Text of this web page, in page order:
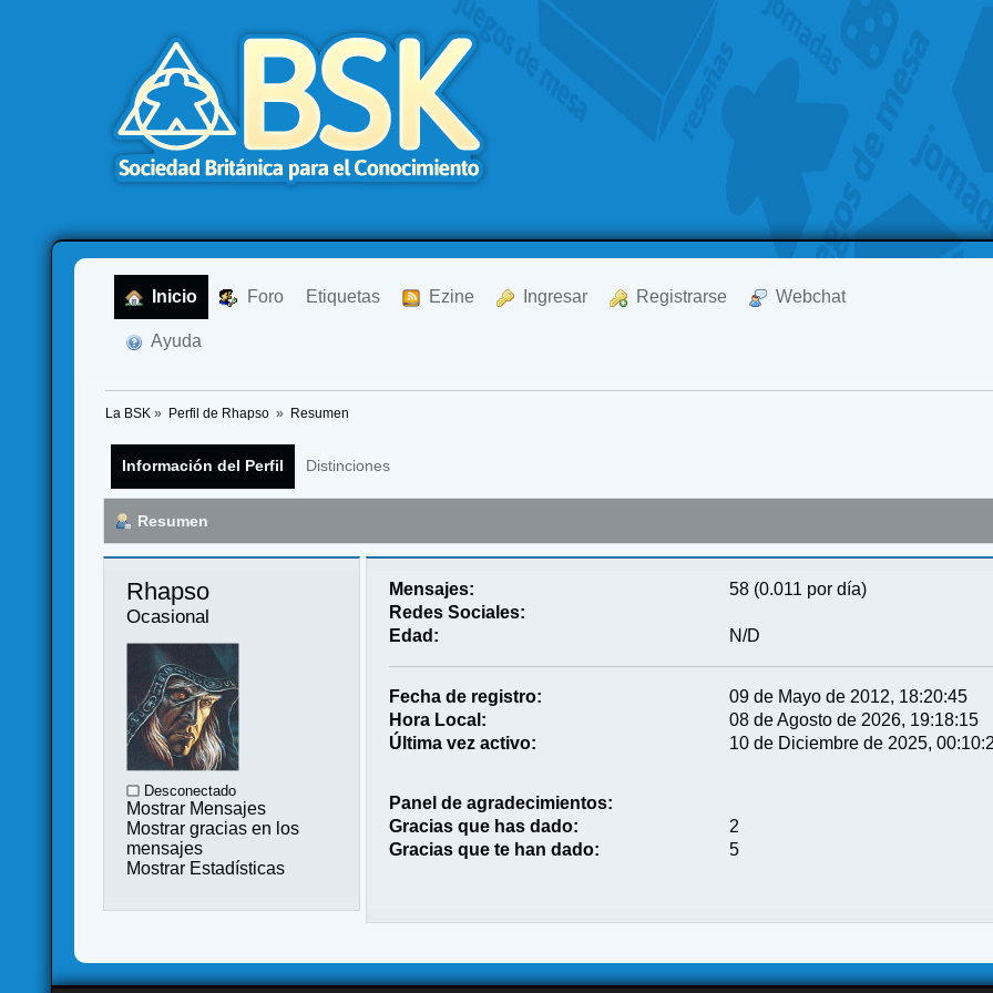
Inicio Foro Etiquetas Ezine Ingresar Registrarse Webchat
Ayuda
La BSK » Perfil de Rhapso » Resumen
Información del Perfil Distinciones
Resumen
Rhapso
Ocasional
Desconectado
Mostrar Mensajes
Mostrar gracias en los
mensajes
Mostrar Estadísticas
Mensajes:
58 (0.011 por día)
Redes Sociales:
Edad:
N/D
Fecha de registro:
09 de Mayo de 2012, 18:20:45
Hora Local:
08 de Agosto de 2026, 19:18:15
Última vez activo:
10 de Diciembre de 2025,
Panel de agradecimientos:
Gracias que has dado:
2
Gracias que te han dado:
5